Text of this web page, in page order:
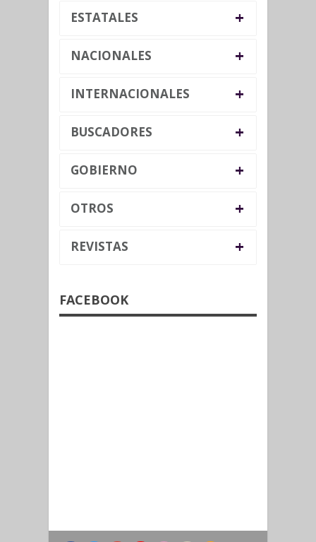
ESTATALES +
NACIONALES +
INTERNACIONALES +
BUSCADORES +
GOBIERNO +
OTROS +
REVISTAS +
FACEBOOK